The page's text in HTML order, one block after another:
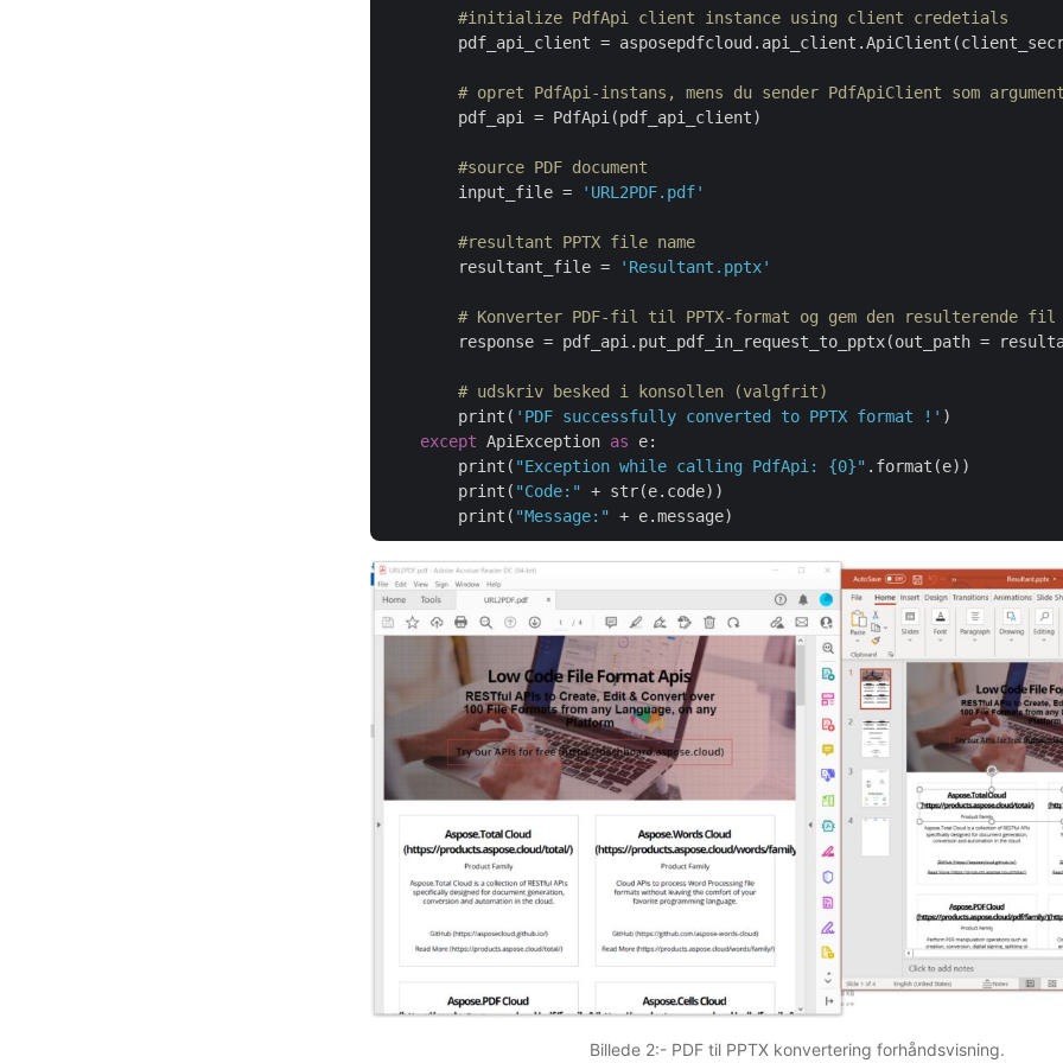
#initialize PdfApi client instance using client credetials
pdf_api_client =
# opret PdfApi-instans, mens du sender PdfApiClient som argument
        pdf_api = PdfApi(pdf_api_client)
#source PDF document
        input_file =
'URL2PDF.pdf'
#resultant PPTX file name
        resultant_file =
'Resultant.pptx'
# Konverter PDF-fil til PPTX-format og gem den resulterende
response = pdf_api.put_pdf_in_request_to_pptx(out_path =
# udskriv besked i konsollen (valgfrit)
        print(
'PDF successfully converted to PPTX format !' )
except ApiException as e:
        print(
"Exception while calling PdfApi: {0}" .format(e))
        print(
"Code:"
+ str(e.code))
        print(
"Message:"
Billede 2:- PDF til PPTX konvertering forhåndsvisning.